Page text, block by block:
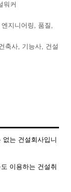
워커
지니어링, 품질,
축사, 기능사, 건설
는 건설회사입니
이용하는 건설취